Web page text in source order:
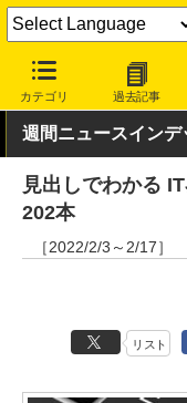
カテゴリ 過去記事
INTERNET Watch トピ
週間ニュースインデ
見出しでわかる
202本
［2022/2/3～2/17］
リスト